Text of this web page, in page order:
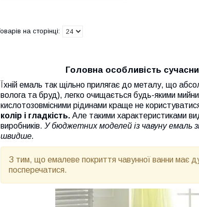
Головна особливість
Їхній емаль так щільно прилягає до металу, що
волога та бруд), легко очищається будь-якими
кислотозовмісними рідинами краще не
колір і гладкість. Але такими характеристиками
виробників. У бюджетних моделей із чавуну емаль
швидше.
З тим, що емалеве покриття чавунної ванни має
посперечатися.